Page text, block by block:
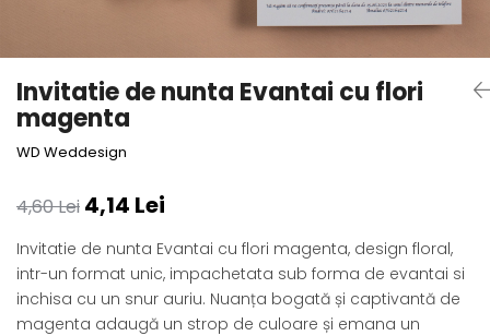
Invitatie de nunta Evantai cu flori
magenta
WD Weddesign
4,60 Lei 4,14 Lei
Invitatie de nunta Evantai cu flori magenta, design floral,
intr-un format unic, impachetata sub forma de evantai si
inchisa cu un snur auriu. Nuanța bogată și captivantă de
magenta adaugă un strop de culoare și emana un